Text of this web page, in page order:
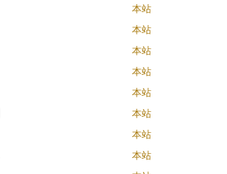
本站
本站
本站
本站
本站
本站
本站
本站